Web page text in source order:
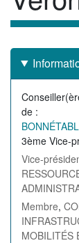
de
3ème Vice-
Vice-
Membre,
MOBILITÉS